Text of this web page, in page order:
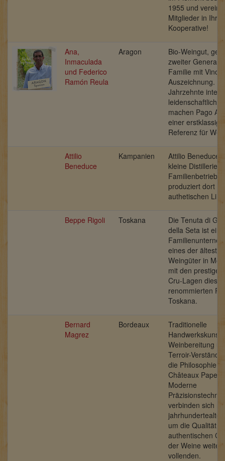
1955 und vereint
Mitglieder in Ihrer
Kooperative!
Ana,
Inmaculada
und Federico
Ramón Reula
Aragon
Bio-Weingut,
zweiter
Familie mit Vino
Auszeichnung.
Jahrzehnte
machen Pago
einer
Referenz für
Attilio
Beneduce
Kampanien
Attilio Beneduce
kleine Distillerie
Familienbetrieb
produziert dort
authetischen
Beppe Rigoli Toskana
Die Tenuta di
della Seta ist ein
eines der ältesten
Weingüter in
mit den
Cru-Lagen dieser
renommierten
Toskana.
Bernard
Magrez
Bordeaux
Traditionelle
Weinbereitung
Terroir-
die Philosophie
Châteaux Pape
Moderne
verbinden sich
um die Qualität
authentischen
der Weine weiter
vollenden.